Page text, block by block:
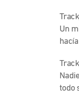
Un
todo